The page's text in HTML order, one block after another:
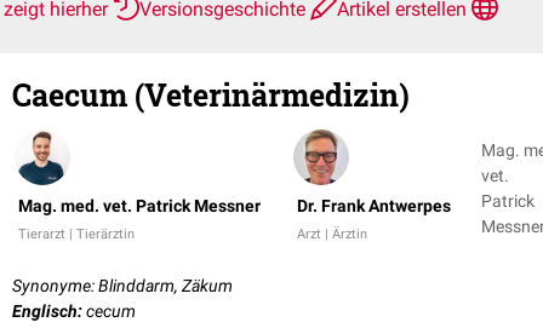
zeigt hierher
Versionsgeschichte Artikel erstellen
Caecum (Veterinärmedizin)
Mag. med. vet. Patrick Messner
Tierarzt | Tierärztin
Dr. Frank Antwerpes
Arzt | Ärztin
Mag.
vet.
Patrick
Synonyme: Blinddarm, Zäkum
Englisch:cecum